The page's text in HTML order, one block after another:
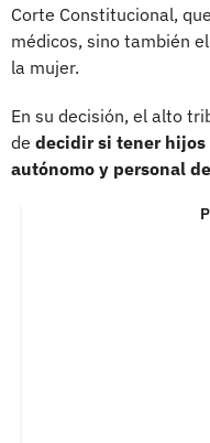
Corte Constitucional,
médicos, sino también
la mujer.
En su decisión, el alto
de decidir si tener
autónomo y personal